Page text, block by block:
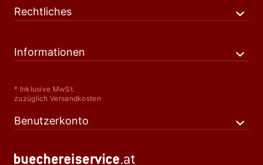
Rechtliches
Informationen
* Inklusive MwSt.
zuzüglich Versandkosten
Benutzerkonto